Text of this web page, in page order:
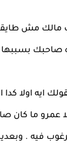
مالك مش
صاحبك بسببها
ايه اولا
عمرو ما كان
فيه .